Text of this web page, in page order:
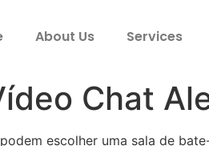
About Us Services
Chat
escolher uma sala de